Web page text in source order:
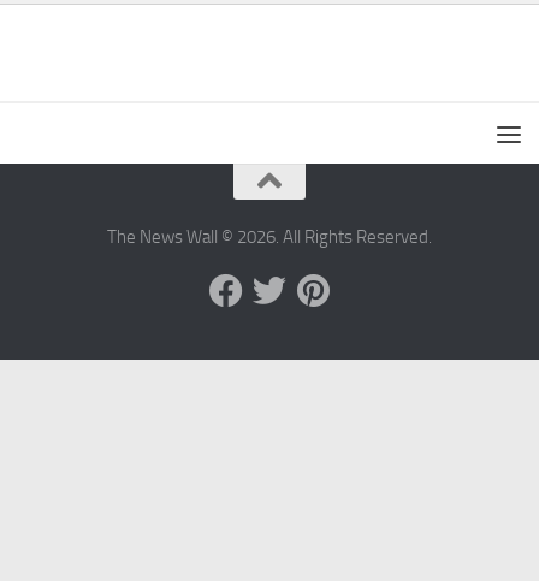
The News Wall © 2026. All Rights Reserved.